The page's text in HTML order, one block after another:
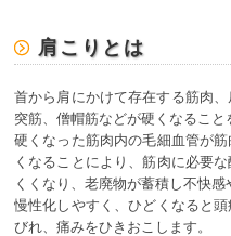
肩こりとは
首から肩にかけて存在する筋肉
突筋、僧帽筋などが硬くなること
硬くなった筋肉内の毛細血管が
くなることにより、筋肉に必要
くくなり、老廃物が蓄積し不快感
慢性化しやすく、ひどくなると
びれ、痛みをひきおこします。